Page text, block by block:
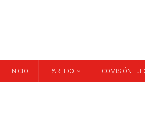
INICIO PARTIDO COMISIÓN